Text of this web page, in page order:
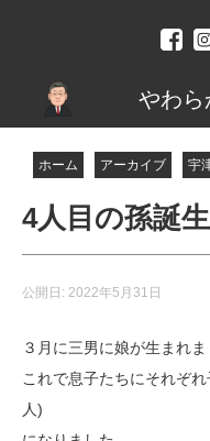
やわら
ホーム アーカイブ 宇
4人目の孫誕生
公開日: 2022年5月31日
３月に三男に娘が生まれま
これで息子たちにそれぞれ
人)